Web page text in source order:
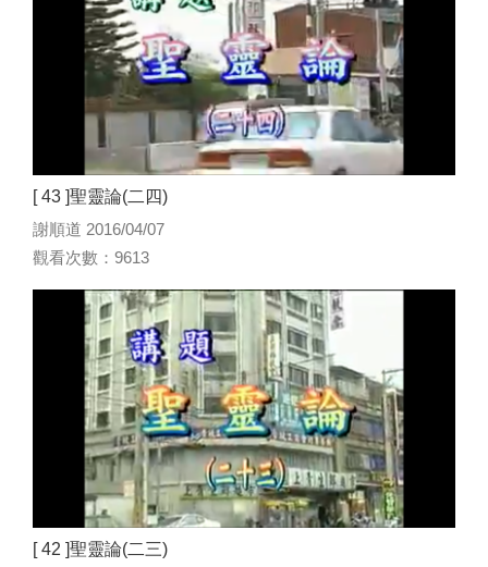
[ 43 ]聖靈論(二四)
謝順道 2016/04/07
觀看次數：9613
[ 42 ]聖靈論(二三)